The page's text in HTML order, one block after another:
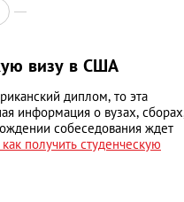
визу в США
диплом, то эта
информация о вузах,
собеседования ждет
получить студенческую